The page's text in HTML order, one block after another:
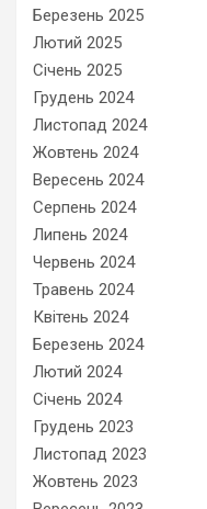
Березень 2025
Лютий 2025
Січень 2025
Грудень 2024
Листопад 2024
Жовтень 2024
Вересень 2024
Серпень 2024
Липень 2024
Червень 2024
Травень 2024
Квітень 2024
Березень 2024
Лютий 2024
Січень 2024
Грудень 2023
Листопад 2023
Жовтень 2023